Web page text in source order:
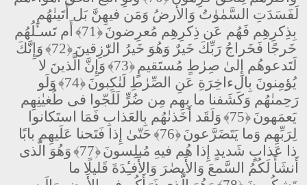
لَفَسَدَتِ السَّمٰوٰتُ وَالأَرضُ وَمَن فيهِنَّ بَل أَتَينٰهُم
بِذِكرِهِم فَهُم عَن ذِكرِهِم مُعرِضونَ﴿71﴾
أَم تَسـَٔلُهُم
خَرجًا فَخَراجُ رَبِّكَ خَيرٌ وَهُوَ خَيرُ الرّٰزِقينَ﴿72﴾
وَإِنَّكَ
لَتَدعوهُم إِلىٰ صِرٰطٍ مُستَقيمٍ ﴿73﴾
وَإِنَّ الَّذينَ لا
يُؤمِنونَ بِالءاخِرَةِ عَنِ الصِّرٰطِ لَنٰكِبونَ﴿74﴾
وَلَو
رَحِمنٰهُم وَكَشَفنا ما بِهِم مِن ضُرٍّ لَلَجّوا فى طُغيٰنِهِم
يَعمَهونَ﴿75﴾
وَلَقَد أَخَذنٰهُم بِالعَذابِ فَمَا استَكانوا
لِرَبِّهِم وَما يَتَضَرَّعونَ﴿76﴾
حَتّىٰ إِذا فَتَحنا عَلَيهِم بابًا
ذا عَذابٍ شَديدٍ إِذا هُم فيهِ مُبلِسونَ﴿77﴾
وَهُوَ الَّذى
أَنشَأَ لَكُمُ السَّمعَ وَالأَبصٰرَ وَالأَفـِٔدَةَ قَليلًا ما